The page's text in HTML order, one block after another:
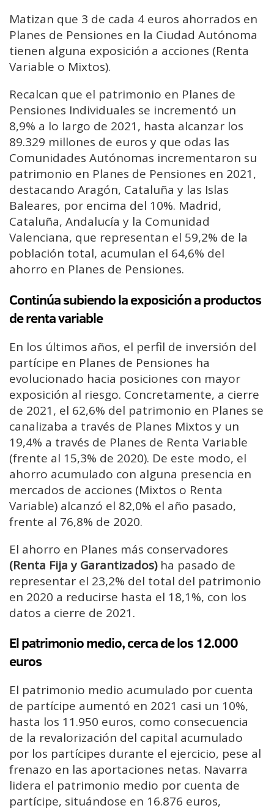
Matizan que 3 de cada 4 euros ahorrados en
Planes de Pensiones en la Ciudad Autónoma
tienen alguna exposición a acciones (Renta
Variable o Mixtos).
Recalcan que el patrimonio en Planes de
Pensiones Individuales se incrementó un
8,9% a lo largo de 2021, hasta alcanzar los
89.329 millones de euros y que odas las
Comunidades Autónomas incrementaron su
patrimonio en Planes de Pensiones en 2021,
destacando Aragón, Cataluña y las Islas
Baleares, por encima del 10%. Madrid,
Cataluña, Andalucía y la Comunidad
Valenciana, que representan el 59,2% de la
población total, acumulan el 64,6% del
ahorro en Planes de Pensiones.
Continúa subiendo la exposición a productos
de renta variable
En los últimos años, el perfil de inversión del
partícipe en Planes de Pensiones ha
evolucionado hacia posiciones con mayor
exposición al riesgo. Concretamente, a cierre
de 2021, el 62,6% del patrimonio en Planes se
canalizaba a través de Planes Mixtos y un
19,4% a través de Planes de Renta Variable
(frente al 15,3% de 2020). De este modo, el
ahorro acumulado con alguna presencia en
mercados de acciones (Mixtos o Renta
Variable) alcanzó el 82,0% el año pasado,
frente al 76,8% de 2020.
El ahorro en Planes más conservadores
(Renta Fija y Garantizados)ha pasado de
representar el 23,2% del total del patrimonio
en 2020 a reducirse hasta el 18,1%, con los
datos a cierre de 2021.
El patrimonio medio, cerca de los 12.000
euros
El patrimonio medio acumulado por cuenta
de partícipe aumentó en 2021 casi un 10%,
hasta los 11.950 euros, como consecuencia
de la revalorización del capital acumulado
por los partícipes durante el ejercicio, pese al
frenazo en las aportaciones netas. Navarra
lidera el patrimonio medio por cuenta de
partícipe, situándose en 16.876 euros,